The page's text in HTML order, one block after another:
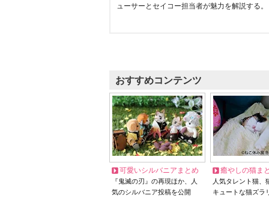
ューサーとセイコー担当者が魅力を解説する。
おすすめコンテンツ
可愛いシルバニアまとめ
『鬼滅の刃』の再現ほか、人
気のシルバニア投稿を公開
癒やしの猫ま
人気タレント猫
キュートな猫ズラ